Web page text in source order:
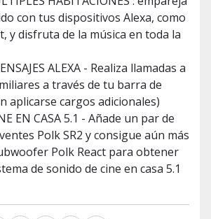
con tus dispositivos Alexa, como
y disfruta de la música en toda la
ALEXA - Realiza llamadas a
a través de tu barra de
aplicarse cargos adicionales)
EN CASA 5.1 - Añade un par de
Polk SR2 y consigue aún más
Polk React para obtener
de sonido de cine en casa 5.1